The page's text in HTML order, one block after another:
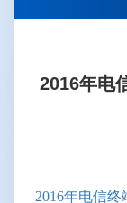
2016年电
2016年电信